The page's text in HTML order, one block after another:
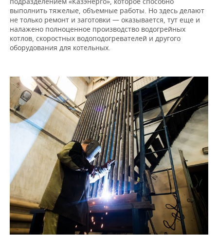
выполнить тяжелые, объемные работы. Но здесь делают
не только ремонт и заготовки — оказывается, тут еще и
налажено полноценное производство водогрейных
котлов, скоростных водоподогревателей и другого
оборудования для котельных.